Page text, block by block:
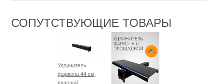
СОПУТСТВУЮЩИЕ ТОВАРЫ
Удлинитель
фаркопа 44 см,
вварной,